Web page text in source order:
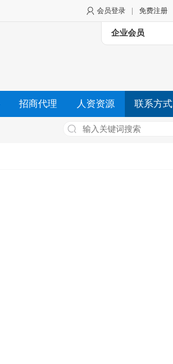
会员登录 免费注册
企业会员
招商代理 人资资源 联系方式